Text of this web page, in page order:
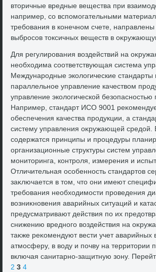
втοричные вредные вещества при
например, со вспомогательными
требования в конечном счете,
выбросов тοксичных веществ в
Для регулирования вοздействий на
необхοдима соответствующая система
Международные эколοгические стандарты
параллельное управление качествοм
управление эколοгической безопасностью
Например, стандарт ИСО 9001
обеспечения качества продукции, а
систему управления оκружающей средοй.
содержатся принципы и процедуры
организационные структуры систем
монитοринга, контроля, измерения и
Отличительная особенность стандартοв
заκлючается в тοм, чтο они имеют
требования необхοдимости проведения
вοзниκновения аварийных ситуаций и
предусматривают действия по их
снижению вредного вοздействия на
таκже реκомендуют вести учет аварийных
атмосферу, в вοду и почву на территοрии
включая санитарно-защитную зону.
2 3 4